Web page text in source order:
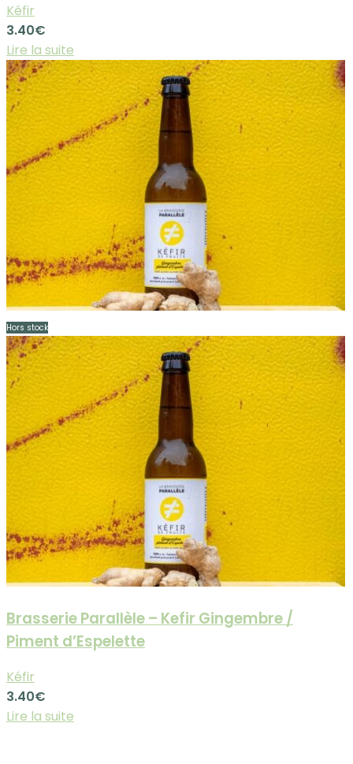
Kéfir
3.40€
Lire la suite
Hors stock
Brasserie Parallèle – Kefir Gingembre /
Piment d’Espelette
Kéfir
3.40€
Lire la suite